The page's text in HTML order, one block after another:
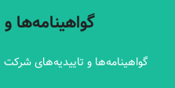
گواهینامه‌ها و
گواهینامه‌ها و تاییدیه‌های
گواهینامه‌ها
گواهینامه‌ها و تاییدیه‌های شرکت